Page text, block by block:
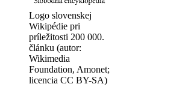
Logo slovenskej
Wikipédie pri
príležitosti 200 000.
článku (autor:
Wikimedia
Foundation, Amonet;
licencia CC BY-SA)